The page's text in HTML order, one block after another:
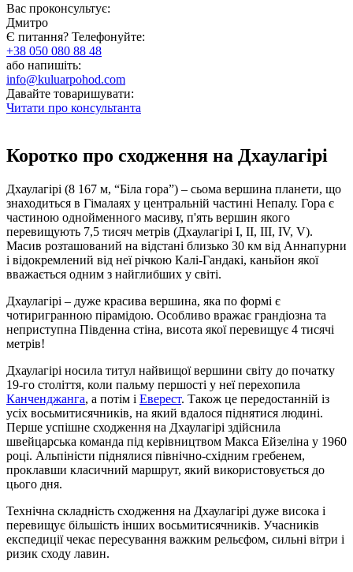
Вас проконсультує:
Дмитро
Є питання? Телефонуйте:
+38 050 080 88 48
або напишіть:
info@kuluarpohod.com
Давайте товаришувати:
Читати про консультанта
Коротко про сходження на Дхаулагірі
Дхаулагірі (8 167 м, “Біла гора”) – сьома вершина планети, що
знаходиться в Гімалаях у центральній частині Непалу. Гора є
частиною однойменного масиву, п'ять вершин якого
перевищують 7,5 тисяч метрів (Дхаулагірі I, II, III, IV, V).
Масив розташований на відстані близько 30 км від Аннапурни
і відокремлений від неї річкою Калі-Гандакі, каньйон якої
вважається одним з найглибших у світі.
Дхаулагірі – дуже красива вершина, яка по формі є
чотиригранною пірамідою. Особливо вражає грандіозна та
неприступна Південна стіна, висота якої перевищує 4 тисячі
метрів!
Дхаулагірі носила титул найвищої вершини світу до початку
19-го століття, коли пальму першості у неї перехопила
Канченджанга, а потім і Еверест. Також це передостанній із
усіх восьмитисячників, на який вдалося піднятися людині.
Перше успішне сходження на Дхаулагірі здійснила
швейцарська команда під керівництвом Макса Ейзеліна у 1960
році. Альпіністи піднялися північно-східним гребенем,
проклавши класичний маршрут, який використовується до
цього дня.
Технічна складність сходження на Дхаулагірі дуже висока і
перевищує більшість інших восьмитисячників. Учасників
експедиції чекає пересування важким рельєфом, сильні вітри і
ризик сходу лавин.